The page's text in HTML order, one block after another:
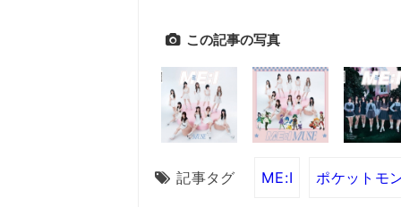
この記事の写真
記事タグ ME:I ポケットモ